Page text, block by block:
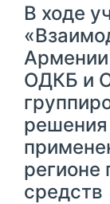
В ходе
ОДКБ и
решения
регионе
средств